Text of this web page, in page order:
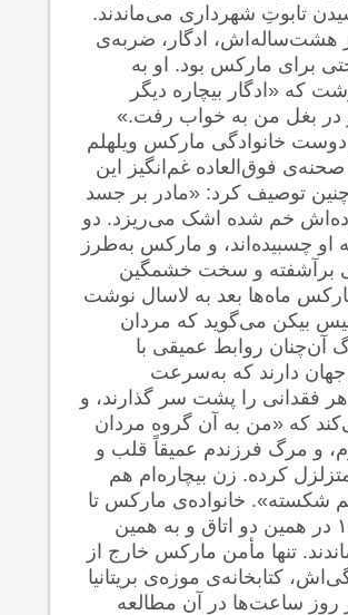
تابوتِ شهرداری می‌ماندند.
ادگار، ضربه‌ی
برای مارکس بود. او به
که «ادگار بیچاره دیگر
در بغل من به خواب رفت.»
خانوادگی مارکس ویلهلم
صحنه‌ی فوق‌العاده غم‌انگیز این
توصیف کرد: «مادر بر جسد
خم شده اشک می‌ریزد. دو
او چسبیده‌اند، و مارکس به‌طرز
برآشفته و سخت خشمگین
ماه‌ها بعد به لاسال نوشت
بیکن می‌گوید که مردان
آن‌چنان روابط عمیقی با
دارند که به‌سرعت
هر فقدانی را پشت سر گذارند، و
که «من به آن گروه مردان
و مرگ فرزندم عمیقاً قلب و
کرده. زن بیچاره‌ام هم
شکسته». خانواده‌ی مارکس تا
سال ۱۸۵۶ در همین دو اتاق و به همین
تنها مأمن مارکس خارج از
کتابخانه‌ی موزه‌ی بریتانیا
روز ساعت‌ها در آن مطالعه